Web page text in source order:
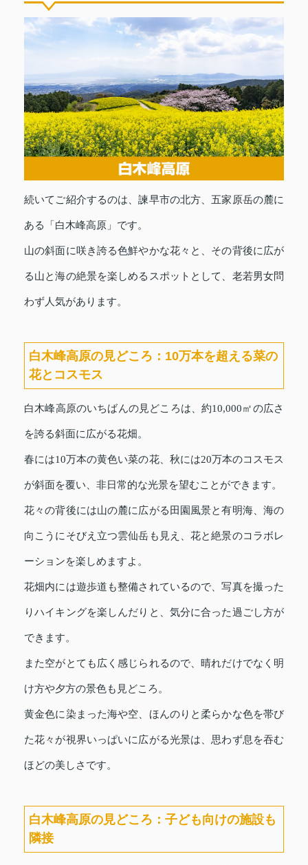
続いてご紹介するのは、諫早市の北方、五家原岳の麓に
ある「白木峰高原」です。
山の斜面に咲き誇る色鮮やかな花々と、その背後に広が
る山と海の絶景を楽しめるスポットとして、老若男女問
わず人気があります。
白木峰高原の見どころ：10万本を超える菜の
花とコスモス
白木峰高原のいちばんの見どころは、約10,000㎡の広さ
を誇る斜面に広がる花畑。
春には10万本の黄色い菜の花、秋には20万本のコスモス
が斜面を覆い、非日常的な光景を望むことができます。
花々の背後には山の麓に広がる田園風景と有明海、海の
向こうにそびえ立つ雲仙岳も見え、花と絶景のコラボレ
ーションを楽しめますよ。
花畑内には遊歩道も整備されているので、写真を撮った
りハイキングを楽しんだりと、気分に合った過ごし方が
できます。
また空がとても広く感じられるので、晴れだけでなく明
け方や夕方の景色も見どころ。
黄金色に染まった海や空、ほんのりと柔らかな色を帯び
た花々が視界いっぱいに広がる光景は、思わず息を吞む
ほどの美しさです。
白木峰高原の見どころ：子ども向けの施設も
隣接